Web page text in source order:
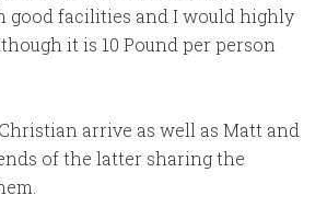
good facilities and I would highly
it is 10 Pound per person
arrive as well as Matt and
of the latter sharing the